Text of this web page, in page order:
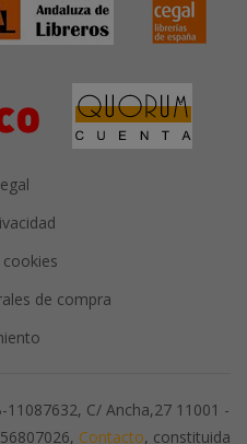
de compra
11087632, C/ Ancha,27 11001 -
Contacto, constituida